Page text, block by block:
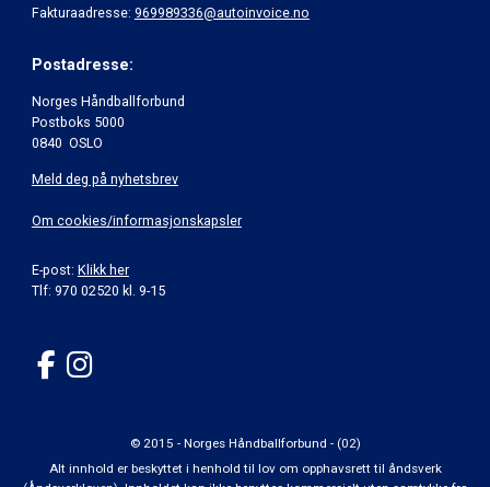
Fakturaadresse: 969989336@autoinvoice.no
Postadresse:
Norges Håndballforbund
Postboks 5000
0840 OSLO
Meld deg på nyhetsbrev
Om cookies/informasjonskapsler
E-post: Klikk her
Tlf: 970 02520 kl. 9-15
© 2015 - Norges Håndballforbund - (02)
Alt innhold er beskyttet i henhold til lov om opphavsrett til åndsverk